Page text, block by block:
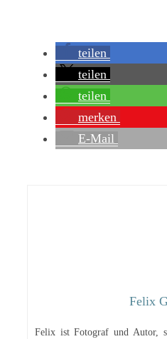
teilen
teilen
teilen
merken
E-Mail
Felix
Felix ist Fotograf und Autor,